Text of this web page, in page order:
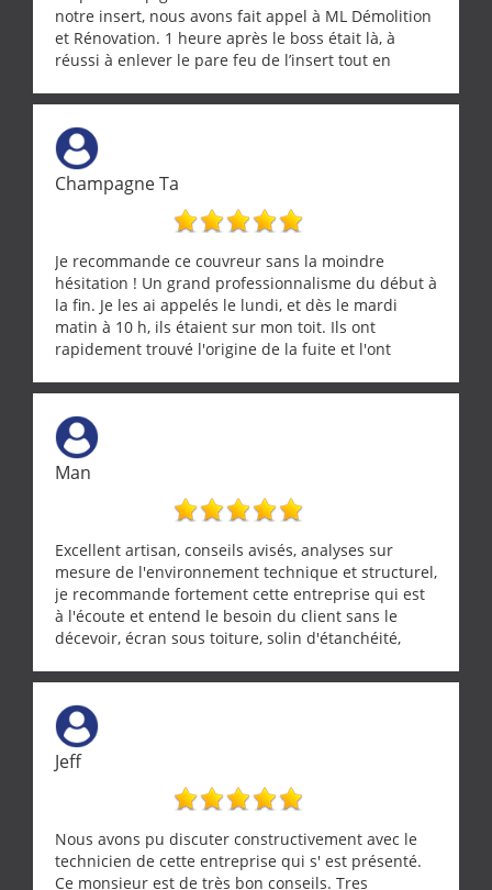
notre insert, nous avons fait appel à ML Démolition
et Rénovation. 1 heure après le boss était là, à
réussi à enlever le pare feu de l’insert tout en
tourterelle et s’est ensuite patiemment occupé de
l’oiseau jusqu’à ce qu’il reprenne ses esprits et
puisse s’envoler. Après quoi il a procédé au
ramonage de notre insert avec dextérité et une
grande propreté, nous gratifiant également de
nombreux conseils concernant d’autres sujets. Un
entrepreneur comme on souhaite en rencontrer.
Encore un grand merci à lui.
Champagne Ta
Je recommande ce couvreur sans la moindre
hésitation ! Un grand professionnalisme du début à
la fin. Je les ai appelés le lundi, et dès le mardi
matin à 10 h, ils étaient sur mon toit. Ils ont
rapidement trouvé l'origine de la fuite et l'ont
Une équipe sérieuse, réactive et compétente. C'est
vraiment rassurant de pouvoir compter sur des
artisans aussi professionnels. Merci encore !
Man
Excellent artisan, conseils avisés, analyses sur
mesure de l'environnement technique et structurel,
je recommande fortement cette entreprise qui est
à l'écoute et entend le besoin du client sans le
décevoir, écran sous toiture, solin d'étanchéité,
récupérateur d'eau, tout a été parfaitement mis en
œuvre sans besoin d'y revenir. confiance assurée.
Jeff
Nous avons pu discuter constructivement avec le
technicien de cette entreprise qui s' est présenté.
Ce monsieur est de très bon conseils. Tres